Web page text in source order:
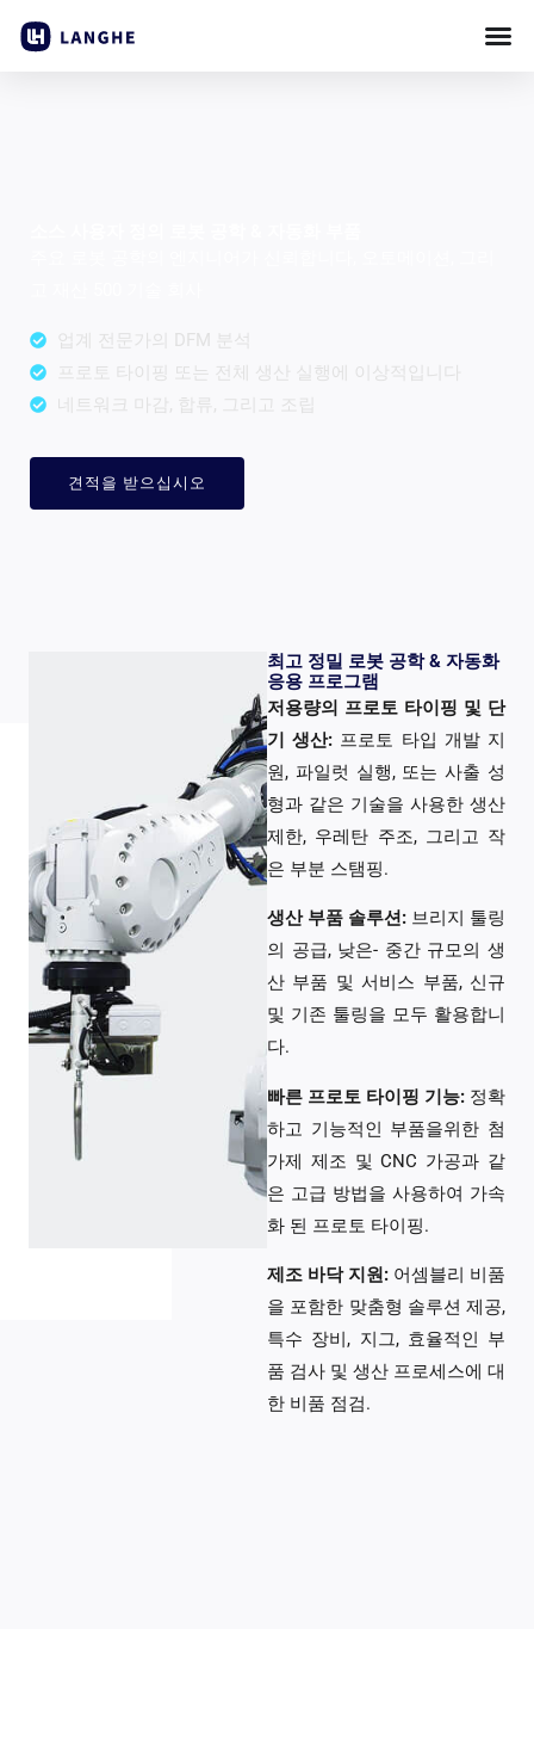
업계 전문가의 DFM 분석
프로토 타이핑 또는 전체 생산 실행에 이상적입니다
네트워크 마감, 합류, 그리고 조립
견적을 받으십시오
최고 정밀 로봇 공학 & 자동화
응용 프로그램
저용량의 프로토 타이핑 및 단
기 생산: 프로토 타입 개발 지
원, 파일럿 실행, 또는 사출 성
형과 같은 기술을 사용한 생산
제한, 우레탄 주조, 그리고 작
은 부분 스탬핑.
생산 부품 솔루션: 브리지 툴링
의 공급, 낮은- 중간 규모의 생
산 부품 및 서비스 부품, 신규
및 기존 툴링을 모두 활용합니
다.
빠른 프로토 타이핑 기능: 정확
하고 기능적인 부품을위한 첨
가제 제조 및 CNC 가공과 같
은 고급 방법을 사용하여 가속
화 된 프로토 타이핑.
제조 바닥 지원: 어셈블리 비품
을 포함한 맞춤형 솔루션 제공,
특수 장비, 지그, 효율적인 부
품 검사 및 생산 프로세스에 대
한 비품 점검.